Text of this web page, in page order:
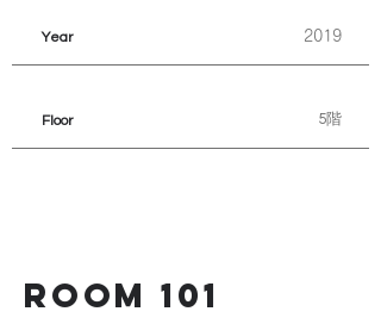
Year 2019
Floor 5階
ROOM 101